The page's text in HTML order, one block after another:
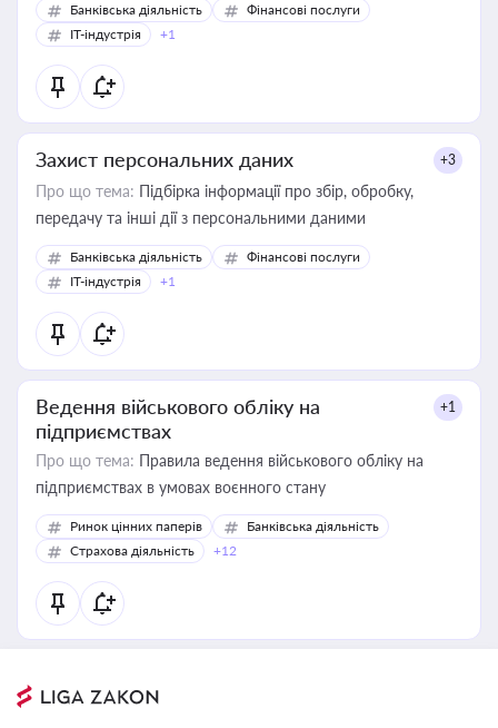
Банківська діяльність
Фінансові послуги
IT-індустрія
+1
Захист персональних даних +3
Про що тема: Підбірка інформації про збір, обробку,
передачу та інші дії з персональними даними
Банківська діяльність
Фінансові послуги
IT-індустрія
+1
Ведення військового обліку на
підприємствах
+1
Про що тема: Правила ведення військового обліку на
підприємствах в умовах воєнного стану
Ринок цінних паперів
Банківська діяльність
Страхова діяльність
+12